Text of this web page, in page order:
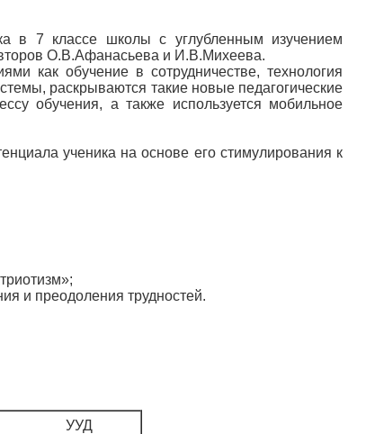
в 7 классе школы с углубленным изучением
О.В.Афанасьева и И.В.Михеева.
как обучение в сотрудничестве, технология
раскрываются такие новые педагогические
обучения, а также используется мобильное
ученика на основе его стимулирования к
и преодоления трудностей.
УУД